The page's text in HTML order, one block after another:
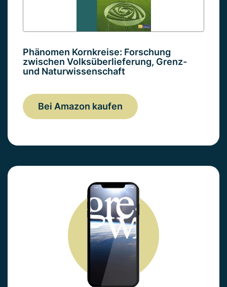
Phänomen Kornkreise: Forschung
zwischen Volksüberlieferung, Grenz-
und Naturwissenschaft
Bei Amazon kaufen